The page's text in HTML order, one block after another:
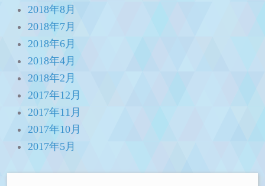
2018年8月
2018年7月
2018年6月
2018年4月
2018年2月
2017年12月
2017年11月
2017年10月
2017年5月